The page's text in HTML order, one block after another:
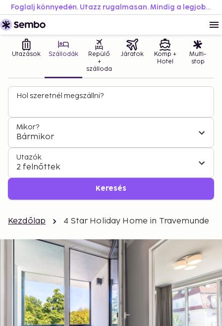
Foglalj könnyedén. Utazz rugalmasan. Mindig a legjobb áron.
Utazások Szállodák
Repülő
+
szálloda
Járatok
Komp +
Hotel
Multi-
stop
Hol szeretnél megszállni?
Mikor?
Bármikor
Utazók
2 felnőttek
Keresés
Kezdőlap 4 Star Holiday Home in Travemunde